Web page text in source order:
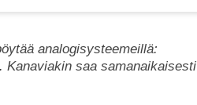
analogisysteemeillä:
Kanaviakin saa samanaikaisesti